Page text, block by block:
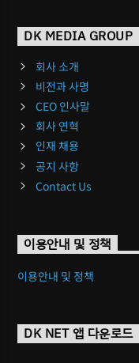
DK MEDIA GROUP
회사 소개
비전과 사명
CEO 인사말
회사 연혁
인재 채용
공지 사항
Contact Us
이용안내 및 정책
이용안내 및 정책
DK NET 앱 다운로드